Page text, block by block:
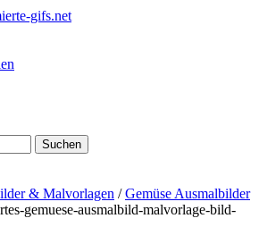
gifs.net
Suchen
& Malvorlagen /Gemüse Ausmalbilder
gemuese-ausmalbild-malvorlage-bild-